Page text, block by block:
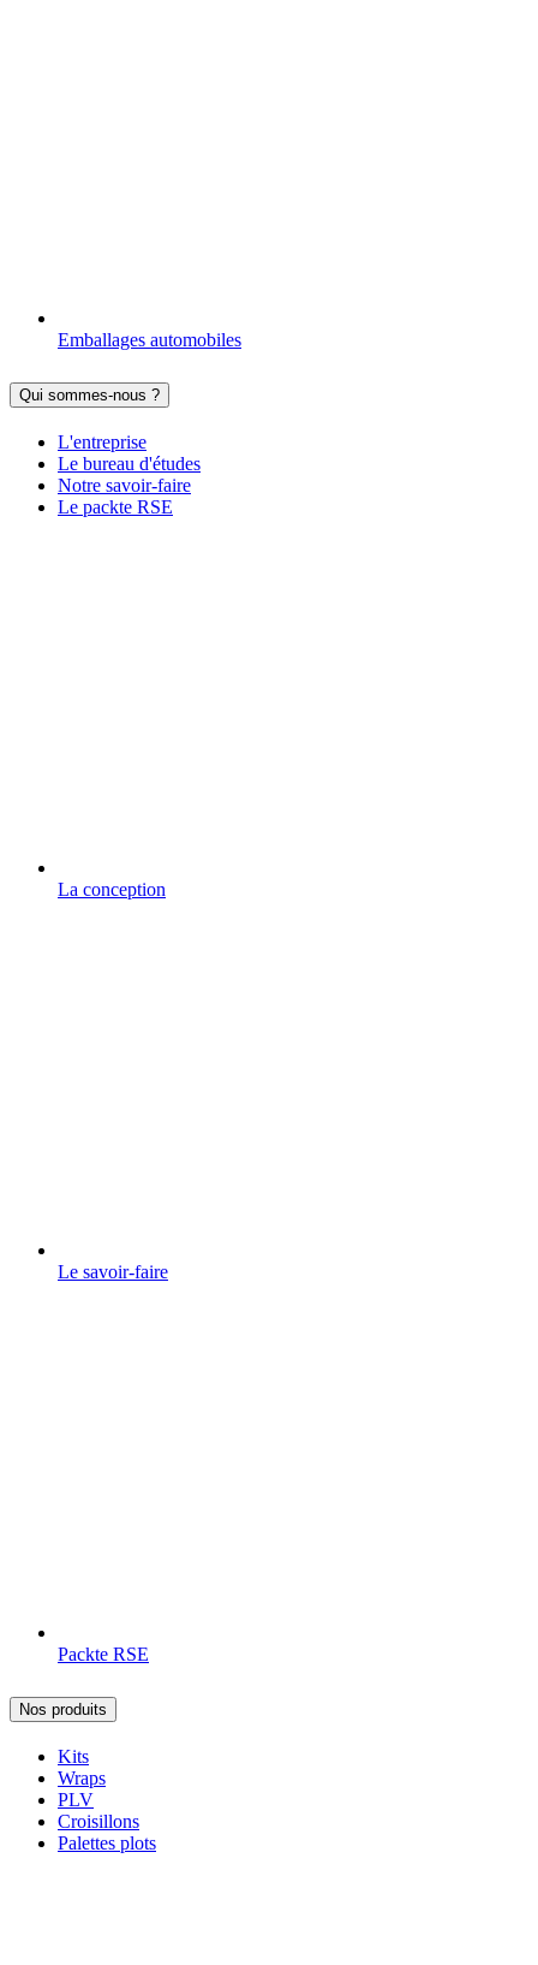
Emballages automobiles
Qui sommes-nous ?
L'entreprise
Le bureau d'études
Notre savoir-faire
Le packte RSE
La conception
Le savoir-faire
Packte RSE
Nos produits
Kits
Wraps
PLV
Croisillons
Palettes plots